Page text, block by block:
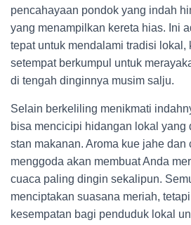
pencahayaan pondok yang indah
yang menampilkan kereta hias. Ini
tepat untuk mendalami tradisi lokal,
setempat berkumpul untuk
di tengah dinginnya musim salju.
Selain berkeliling menikmati
bisa mencicipi hidangan lokal yang
stan makanan. Aroma kue jahe dan
menggoda akan membuat Anda
cuaca paling dingin sekalipun.
menciptakan suasana meriah,
kesempatan bagi penduduk lokal